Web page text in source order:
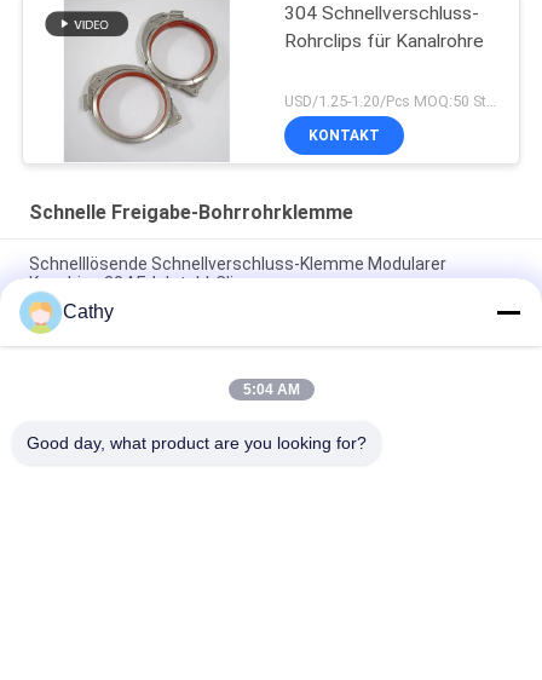
304 Schnellverschluss-
Rohrclips für Kanalrohre
USD/1.25-1.20/Pcs MOQ:50 Stück
KONTAKT
Schnelle Freigabe-Bohrrohrklemme
Schnelllösende Schnellverschluss-Klemme Modularer
Kanalring 304 Edelstahl-Clips
SUS304 Schnellentladungsrohrklemmen Schnellverschluss-
Ring-Ring-Ring-Klemmen
Schnellverschluss-Rohrschelle Schnellverschluss-Kanal
Cathy
5:04 AM
Good day, what product are you looking for?